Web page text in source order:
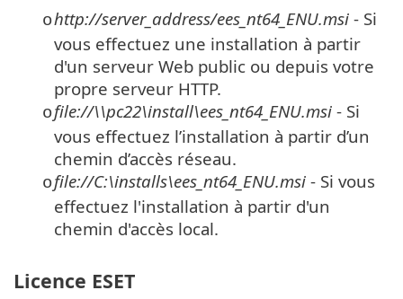
ohttp://server_address/ees_nt64_ENU.msi - Si
vous effectuez une installation à partir
d'un serveur Web public ou depuis votre
propre serveur HTTP.
ofile://\\pc22\install\ees_nt64_ENU.msi - Si
vous effectuez l’installation à partir d’un
chemin d’accès réseau.
ofile://C:\installs\ees_nt64_ENU.msi - Si vous
effectuez l'installation à partir d'un
chemin d'accès local.
Licence ESET